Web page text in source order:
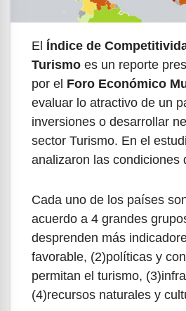
El Índice de
Turismo es un reporte
por el Foro Económico
evaluar lo atractivo de un
inversiones o desarrollar
sector Turismo. En el
analizaron las condiciones
Cada uno de los países
acuerdo a 4 grandes
desprenden más
favorable, (2)políticas y
permitan el turismo,
(4)recursos naturales y